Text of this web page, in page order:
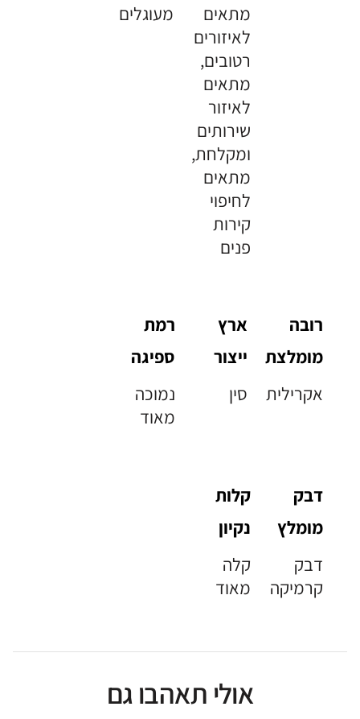
מתאים
לאיזורים
רטובים,
מתאים
לאיזור
שירותים
ומקלחת,
מתאים
לחיפוי
קירות
פנים
מעוגלים
רובה
מומלצת
אקרילית
ארץ
ייצור
סין
רמת
ספיגה
נמוכה
מאוד
דבק
מומלץ
דבק
קרמיקה
קלות
נקיון
קלה
מאוד
אולי תאהבו גם